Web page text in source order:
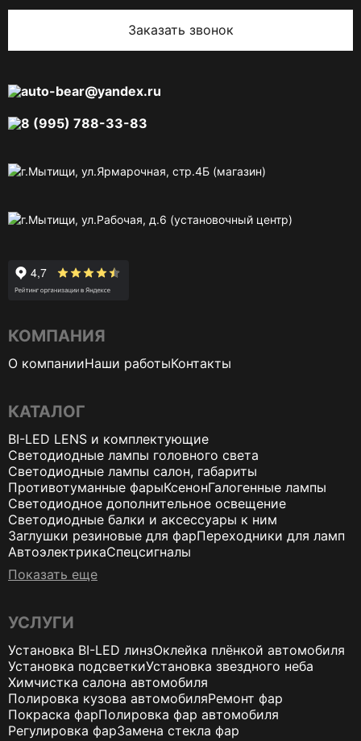
Заказать звонок
auto-bear@yandex.ru
8 (995) 788-33-83
г.Мытищи, ул.Ярмарочная, стр.4Б (магазин)
г.Мытищи, ул.Рабочая, д.6 (установочный центр)
КОМПАНИЯ
О компанииНаши работыКонтакты
КАТАЛОГ
BI-LED LENS и комплектующие
Светодиодные лампы головного света
Светодиодные лампы салон, габариты
Противотуманные фарыКсенонГалогенные лампы
Светодиодное дополнительное освещение
Светодиодные балки и аксессуары к ним
Заглушки резиновые для фарПереходники для ламп
АвтоэлектрикаСпецсигналы
Показать еще
УСЛУГИ
Установка BI-LED линзОклейка плёнкой автомобиля
Установка подсветкиУстановка звездного неба
Химчистка салона автомобиля
Полировка кузова автомобиляРемонт фар
Покраска фарПолировка фар автомобиля
Регулировка фарЗамена стекла фар